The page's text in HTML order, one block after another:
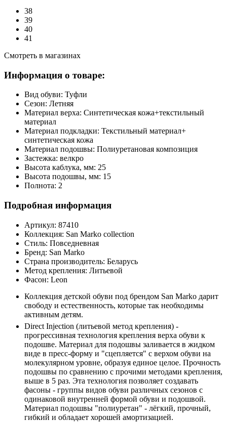
38
39
40
41
Смотреть в магазинах
Информация о товаре:
Вид обуви: Туфли
Сезон: Летняя
Материал верха: Синтетическая кожа+текстильный
материал
Материал подкладки: Текстильный материал+
синтетическая кожа
Материал подошвы: Полиуретановая композиция
Застежка: велкро
Высота каблука, мм: 25
Высота подошвы, мм: 15
Полнота: 2
Подробная информация
Артикул: 87410
Коллекция: San Marko collection
Стиль: Повседневная
Бренд: San Marko
Страна производитель: Беларусь
Метод крепления: Литьевой
Фасон: Leon
Коллекция детской обуви под брендом San Marko дарит
свободу и естественность, которые так необходимы
активным детям.
Direct Injection (литьевой метод крепления) -
прогрессивная технология крепления верха обуви к
подошве. Материал для подошвы заливается в жидком
виде в пресс-форму и "сцепляется" с верхом обуви на
молекулярном уровне, образуя единое целое. Прочность
подошвы по сравнению с прочими методами крепления,
выше в 5 раз. Эта технология позволяет создавать
фасоны - группы видов обуви различных сезонов с
одинаковой внутренней формой обуви и подошвой.
Материал подошвы "полиуретан" - лёгкий, прочный,
гибкий и обладает хорошей амортизацией.